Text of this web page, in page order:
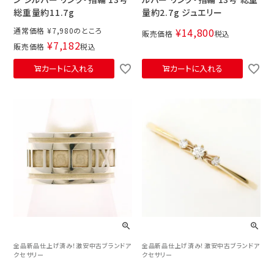
総重量約11.7g
通常価格 ¥7,980
販売価格 ¥7,182税込
カートに入れる
量約2.7g ジュエリー
販売価格 ¥14,800税込
カートに入れる
全品新品仕上げ済み！激安中古ブランドア
クセサリー
全品新品仕上げ済み！激安中古ブランドア
クセサリー